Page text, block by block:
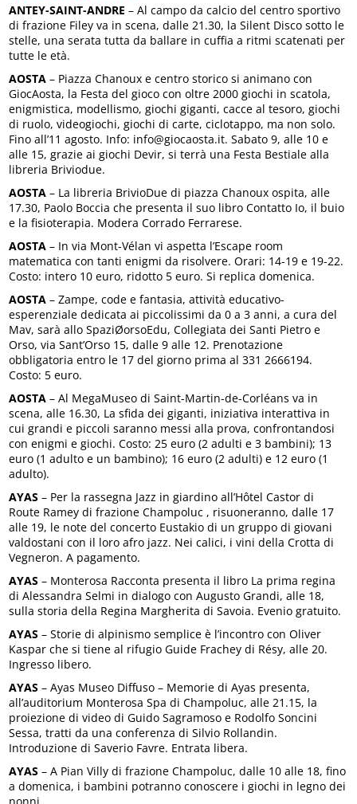
ANTEY-SAINT-ANDRE – Al campo da calcio del centro sportivo
di frazione Filey va in scena, dalle 21.30, la Silent Disco sotto le
stelle, una serata tutta da ballare in cuffia a ritmi scatenati per
tutte le età.
AOSTA – Piazza Chanoux e centro storico si animano con
GiocAosta, la Festa del gioco con oltre 2000 giochi in scatola,
enigmistica, modellismo, giochi giganti, cacce al tesoro, giochi
di ruolo, videogiochi, giochi di carte, ciclotappo, ma non solo.
Fino all’11 agosto. Info: info@giocaosta.it. Sabato 9, alle 10 e
alle 15, grazie ai giochi Devir, si terrà una Festa Bestiale alla
libreria Briviodue.
AOSTA – La libreria BrivioDue di piazza Chanoux ospita, alle
17.30, Paolo Boccia che presenta il suo libro Contatto Io, il buio
e la fisioterapia. Modera Corrado Ferrarese.
AOSTA – In via Mont-Vélan vi aspetta l’Escape room
matematica con tanti enigmi da risolvere. Orari: 14-19 e 19-22.
Costo: intero 10 euro, ridotto 5 euro. Si replica domenica.
AOSTA – Zampe, code e fantasia, attività educativo-
esperenziale dedicata ai piccolissimi da 0 a 3 anni, a cura del
Mav, sarà allo SpaziØorsoEdu, Collegiata dei Santi Pietro e
Orso, via Sant’Orso 15, dalle 9 alle 12. Prenotazione
obbligatoria entro le 17 del giorno prima al 331 2666194.
Costo: 5 euro.
AOSTA – Al MegaMuseo di Saint-Martin-de-Corléans va in
scena, alle 16.30, La sfida dei giganti, iniziativa interattiva in
cui grandi e piccoli saranno messi alla prova, confrontandosi
con enigmi e giochi. Costo: 25 euro (2 adulti e 3 bambini); 13
euro (1 adulto e un bambino); 16 euro (2 adulti) e 12 euro (1
adulto).
AYAS – Per la rassegna Jazz in giardino all’Hôtel Castor di
Route Ramey di frazione Champoluc , risuoneranno, dalle 17
alle 19, le note del concerto Eustakio di un gruppo di giovani
valdostani con il loro afro jazz. Nei calici, i vini della Crotta di
Vegneron. A pagamento.
AYAS – Monterosa Racconta presenta il libro La prima regina
di Alessandra Selmi in dialogo con Augusto Grandi, alle 18,
sulla storia della Regina Margherita di Savoia. Evenio gratuito.
AYAS – Storie di alpinismo semplice è l’incontro con Oliver
Kaspar che si tiene al rifugio Guide Frachey di Résy, alle 20.
Ingresso libero.
AYAS – Ayas Museo Diffuso – Memorie di Ayas presenta,
all’auditorium Monterosa Spa di Champoluc, alle 21.15, la
proiezione di video di Guido Sagramoso e Rodolfo Soncini
Sessa, tratti da una conferenza di Silvio Rollandin.
Introduzione di Saverio Favre. Entrata libera.
AYAS – A Pian Villy di frazione Champoluc, dalle 10 alle 18, fino
a domenica, i bambini potranno conoscere i giochi in legno dei